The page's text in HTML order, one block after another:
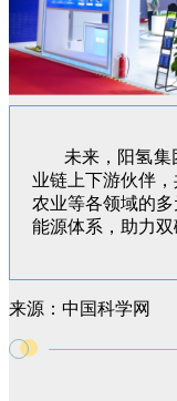
未来，阳氢集
业链上下游伙伴
农业等各领域的
能源体系，助力双
来源：中国科学网